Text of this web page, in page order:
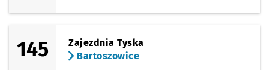
145
Zajezdnia Tyska
Bartoszowice